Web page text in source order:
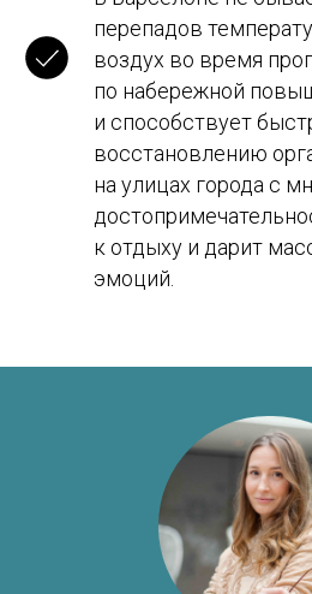
перепадов
воздух во время
по набережной
и способствует
восстановлению
на улицах города с
к отдыху и дарит
эмоций.
Получить стратегию
Контакты
Переезд
Обучение
Программы
Работаем онлайн
+34 636 923 413
Школы
Вузы
© TOMO CERO, S.L.U. 2026 CIF: B62544374
Среднее образование
Высшее образование
Языковые курсы